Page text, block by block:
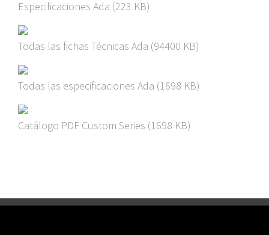
Especificaciones Ada (223 KB)
Todas las fichas Técnicas Ada (94400 KB)
Todas las especificaciones Ada (1698 KB)
Catálogo PDF Custom Series (1698 KB)